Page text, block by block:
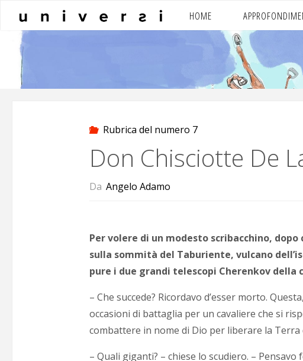
contenuto
HOME
Rubrica del numero 7
Don Chisciotte De
Da Angelo Adamo
Per volere di un modesto scribacchino,
sulla sommità del Taburiente, vulcano
pure i due grandi telescopi Cherenkov della
– Che succede? Ricordavo d’esser morto.
occasioni di battaglia per un cavaliere che si
combattere in nome di Dio per liberare la
– Quali giganti? – chiese lo scudiero. –